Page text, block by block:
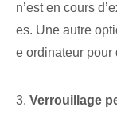
n’est en cours
es. Une autre
e ordinateur pour
3. Verrouillage